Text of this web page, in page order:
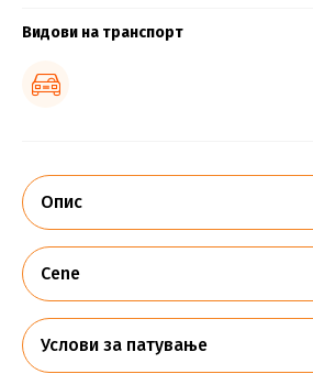
Видови на транспорт
Опис
Cene
Услови за патување